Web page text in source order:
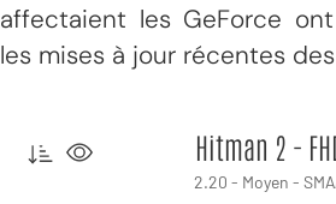
affectaient les GeForce
les mises à jour récentes